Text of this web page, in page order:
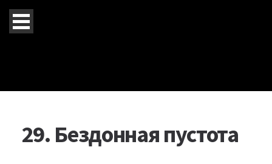
29. Бездонная пустота